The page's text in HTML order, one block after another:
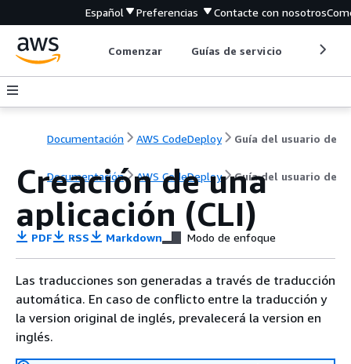
Español Preferencias Contacte con nosotros
Comenzar Guías de servicio
Documentación AWS CodeDeploy Guía del usuario de
Documentación AWS CodeDeploy Guía del usuario de
Creación de una
aplicación (CLI)
PDF RSS Markdown Modo de enfoque
Las traducciones son generadas a través de traducción
automática. En caso de conflicto entre la traducción y
la version original de inglés, prevalecerá la version en
inglés.